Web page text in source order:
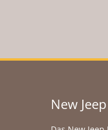
New